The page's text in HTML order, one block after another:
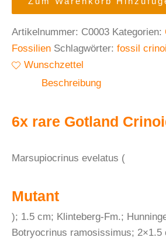
Artikelnummer: C0003 Kategorien:
Fossilien Schlagwörter: fossil
Wunschzettel
Beschreibung
6x rare Gotland
Marsupiocrinus evelatus (
Mutant
); 1.5 cm; Klinteberg-Fm.;
Botryocrinus ramosissimus; 2×1.5